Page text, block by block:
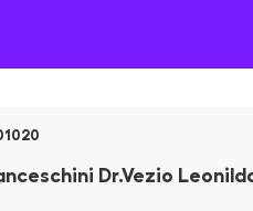
Dr.Vezio